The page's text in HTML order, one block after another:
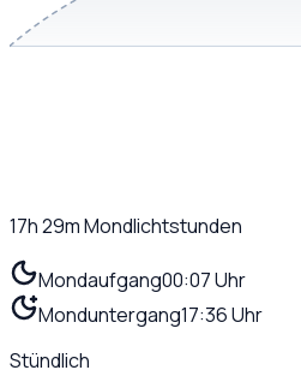
17h 29mMondlichtstunden
Mondaufgang00:07 Uhr
Monduntergang17:36 Uhr
Stündlich